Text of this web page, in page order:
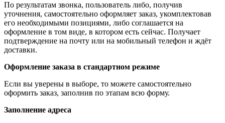
По результатам звонка, пользователь либо, получив
уточнения, самостоятельно оформляет заказ, укомплектовав
его необходимыми позициями, либо соглашается на
оформление в том виде, в котором есть сейчас. Получает
подтверждение на почту или на мобильный телефон и ждёт
доставки.
Оформление заказа в стандартном режиме
Если вы уверены в выборе, то можете самостоятельно
оформить заказ, заполнив по этапам всю форму.
Заполнение адреса